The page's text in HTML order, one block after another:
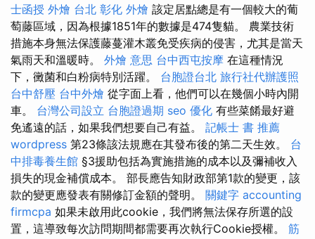
士函授 外燴 台北 彰化 外燴 該定居點總是有一個較大的葡
萄藤區域，因為根據1851年的數據是474隻貓。 農業技術
措施本身無法保護藤蔓灌木叢免受疾病的侵害，尤其是當天
氣雨天和溫暖時。 外燴 意思 台中西屯按摩 在這種情況
下，黴菌和白粉病特別活躍。 台胞證台北 旅行社代辦護照
台中舒壓 台中外燴 從字面上看，他們可以在幾個小時內開
車。 台灣公司設立 台胞證過期 seo 優化 有些菜餚最好避
免遙遠的話，如果我們想要自己有益。 記帳士 書 推薦
wordpress 第23條該法規應在其發布後的第二天生效。 台
中排毒養生館 §3援助包括為實施措施的成本以及彌補收入
損失的現金補償成本。 部長應告知財政部第1款的變更，該
款的變更應發表有關修訂金額的聲明。 關鍵字 accounting
firmcpa 如果未啟用此cookie，我們將無法保存所選的設
置，這導致每次訪問期間都需要再次執行Cookie授權。 筋